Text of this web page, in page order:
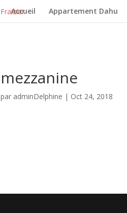
Accueil Appartement Dahu
mezzanine
par adminDelphine | Oct 24, 2018